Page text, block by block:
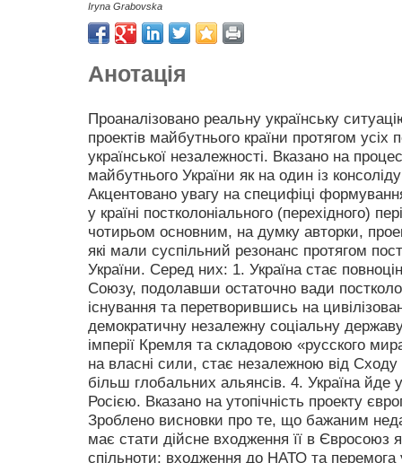
Iryna Grabovska
Анотація
Проаналізовано реальну українську
проектів майбутнього країни протягом усіх
української незалежності. Вказано на
майбутнього України як на один із
Акцентовано увагу на специфіці
у країні постколоніального (перехідного)
чотирьом основним, на думку авторки,
які мали суспільний резонанс протягом
України. Серед них: 1. Україна стає
Союзу, подолавши остаточно вади
існування та перетворившись на
демократичну незалежну соціальну
імперії Кремля та складовою «русского
на власні сили, стає незалежною від Сходу
більш глобальних альянсів. 4. Україна
Росією. Вказано на утопічність проекту
Зроблено висновки про те, що бажаним
має стати дійсне входження її в Євросоюз
спільноти; входження до НАТО та перемога